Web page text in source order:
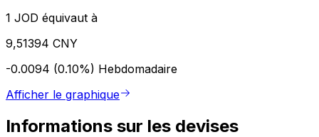
1 JOD équivaut à
9,51394 CNY
-0.0094 (0.10%) Hebdomadaire
Afficher le graphique
Informations sur les devises